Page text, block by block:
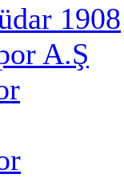
1908
A.Ş